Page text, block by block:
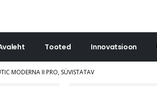
Tooted Innovatsioon
MODERNA II PRO, SÜVISTATAV